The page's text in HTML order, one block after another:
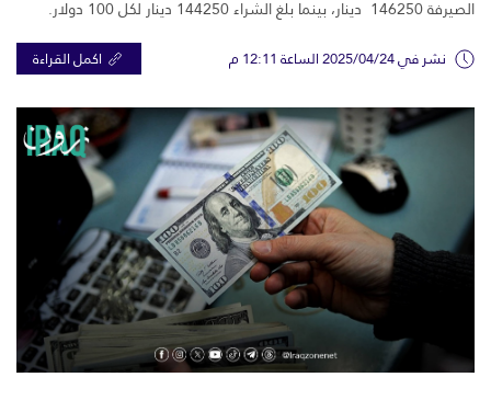
الصيرفة 146250 دينار، بينما بلغ الشراء 144250 دينار لكل 100 دولار.
نشر في 2025/04/24 الساعة 12:11 م اكمل القراءة